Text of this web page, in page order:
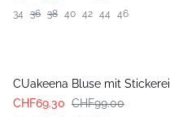
34 36 38 40 42 44 46
CUakeena Bluse mit Stickerei
CHF69.30 CHF99.00